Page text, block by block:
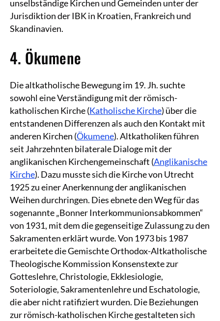
unselbständige Kirchen und Gemeinden unter der
Jurisdiktion der IBK in Kroatien, Frankreich und
Skandinavien.
4. Ökumene
Die altkatholische Bewegung im 19. Jh. suchte
sowohl eine Verständigung mit der römisch-
katholischen Kirche (Katholische Kirche) über die
entstandenen Differenzen als auch den Kontakt mit
anderen Kirchen (Ökumene). Altkatholiken führen
seit Jahrzehnten bilaterale Dialoge mit der
anglikanischen Kirchengemeinschaft (Anglikanische
Kirche). Dazu musste sich die Kirche von Utrecht
1925 zu einer Anerkennung der anglikanischen
Weihen durchringen. Dies ebnete den Weg für das
sogenannte „Bonner Interkommunionsabkommen“
von 1931, mit dem die gegenseitige Zulassung zu den
Sakramenten erklärt wurde. Von 1973 bis 1987
erarbeitete die Gemischte Orthodox-Altkatholische
Theologische Kommission Konsenstexte zur
Gotteslehre, Christologie, Ekklesiologie,
Soteriologie, Sakramentenlehre und Eschatologie,
die aber nicht ratifiziert wurden. Die Beziehungen
zur römisch-katholischen Kirche gestalteten sich